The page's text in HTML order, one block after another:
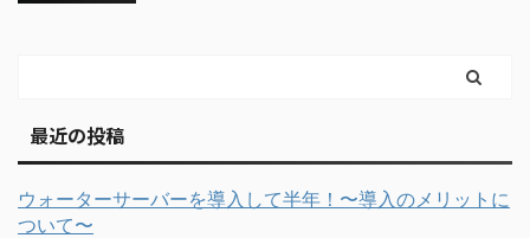
最近の投稿
ウォーターサーバーを導入して半年！〜導入のメリットに
ついて〜